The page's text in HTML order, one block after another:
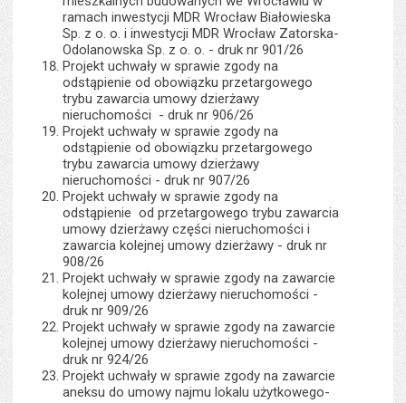
ramach inwestycji MDR Wrocław Białowieska
Sp. z o. o. i inwestycji MDR Wrocław Zatorska-
Odolanowska Sp. z o. o. - druk nr 901/26
Projekt uchwały w sprawie zgody na
odstąpienie od obowiązku przetargowego
trybu zawarcia umowy dzierżawy
nieruchomości - druk nr 906/26
Projekt uchwały w sprawie zgody na
odstąpienie od obowiązku przetargowego
trybu zawarcia umowy dzierżawy
nieruchomości - druk nr 907/26
Projekt uchwały w sprawie zgody na
odstąpienie od przetargowego trybu zawarcia
umowy dzierżawy części nieruchomości i
zawarcia kolejnej umowy dzierżawy - druk nr
908/26
Projekt uchwały w sprawie zgody na zawarcie
kolejnej umowy dzierżawy nieruchomości -
druk nr 909/26
Projekt uchwały w sprawie zgody na zawarcie
kolejnej umowy dzierżawy nieruchomości -
druk nr 924/26
Projekt uchwały w sprawie zgody na zawarcie
aneksu do umowy najmu lokalu użytkowego-